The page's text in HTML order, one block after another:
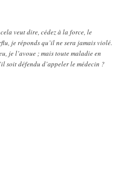
veut dire, cédez à la force, le
je réponds qu’il ne sera jamais violé.
je l’avoue ; mais toute maladie en
soit défendu d’appeler le médecin ?